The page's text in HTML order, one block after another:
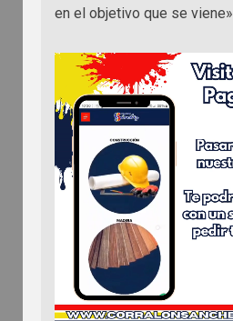
en el objetivo que se viene»